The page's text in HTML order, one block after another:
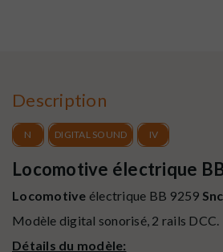
Description
N DIGITAL SOUND IV
Locomotive électrique
Locomotive électrique BB 9259
Modèle digital sonorisé, 2 rails DCC.
Détails du modèle: